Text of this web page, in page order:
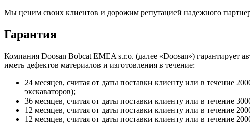
Мы ценим своих клиентов и дорожим репутацией надежного
Гарантия
Компания Doosan Bobcat EMEA s.r.o. (далее «Doosan») гарантирует
иметь дефектов материалов и изготовления в течение:
24 месяцев, считая от даты поставки клиенту или в течение
экскаваторов);
36 месяцев, считая от даты поставки клиенту или в течение
12 месяцев, считая от даты поставки клиенту или в течение
12 месяцев, считая от даты поставки клиенту или в течение